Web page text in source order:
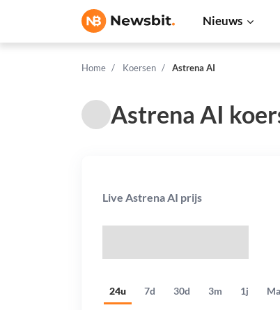
Nieuws
Home Koersen Astrena AI
Astrena AI
Live Astrena AI prijs
24u 7d 30d 3m 1j